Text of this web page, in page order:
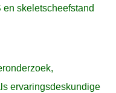
skeletscheefstand
ervaringsdeskundige